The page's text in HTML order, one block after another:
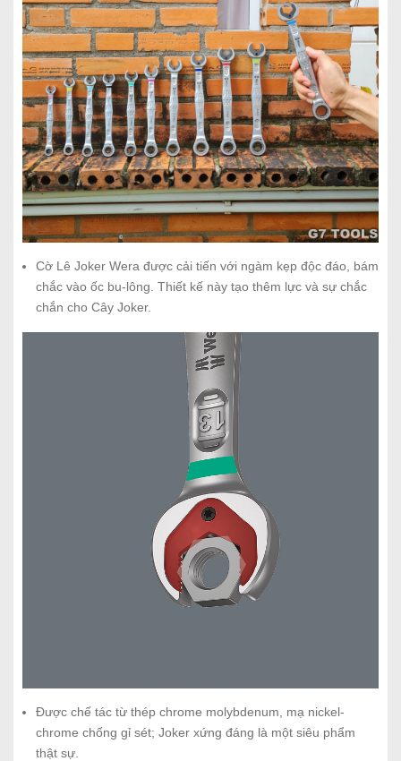
Cờ Lê Joker Wera được cải tiến với ngàm kẹp độc đáo, bám
chắc vào ốc bu-lông. Thiết kế này tạo thêm lực và sự chắc
chắn cho Cây Joker.
Được chế tác từ thép chrome molybdenum, mạ nickel-
chrome chống gỉ sét; Joker xứng đáng là một siêu phẩm
thật sự.